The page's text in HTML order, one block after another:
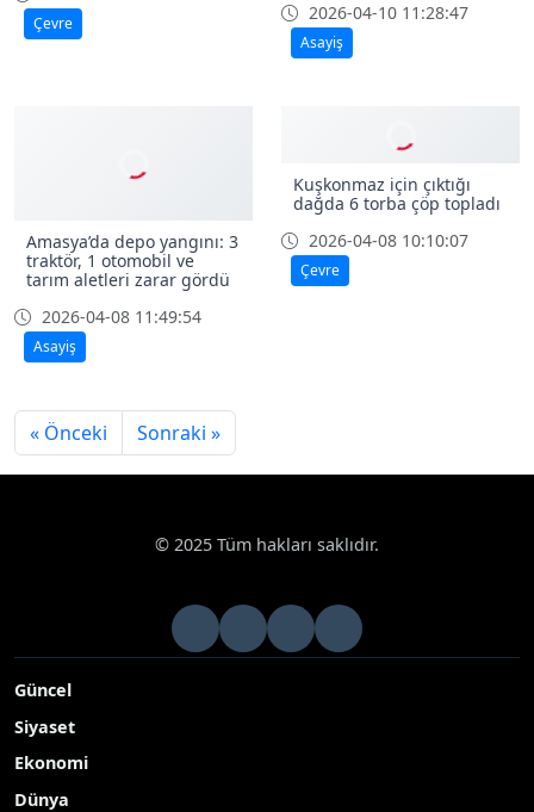
Çevre
2026-04-10 11:28:47
Asayiş
Amasya’da depo yangını: 3
traktör, 1 otomobil ve
tarım aletleri zarar gördü
2026-04-08 11:49:54
Asayiş
Kuşkonmaz için çıktığı
dağda 6 torba çöp topladı
2026-04-08 10:10:07
Çevre
« Önceki Sonraki »
© 2025 Tüm hakları saklıdır.
Güncel
Siyaset
Ekonomi
Dünya